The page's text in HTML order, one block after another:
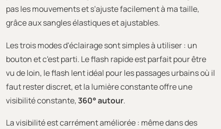
pas les mouvements et s'ajuste facilement à ma taille,
grâce aux sangles élastiques et ajustables.
Les trois modes d'éclairage sont simples à utiliser : un
bouton et c'est parti. Le flash rapide est parfait pour être
vu de loin, le flash lent idéal pour les passages urbains où il
faut rester discret, et la lumière constante offre une
visibilité constante,360° autour.
La visibilité est carrément améliorée : même dans des